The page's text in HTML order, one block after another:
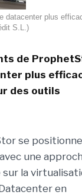
datacenter plus
S.L.)
de
plus
des outils
se
une
sur la
en